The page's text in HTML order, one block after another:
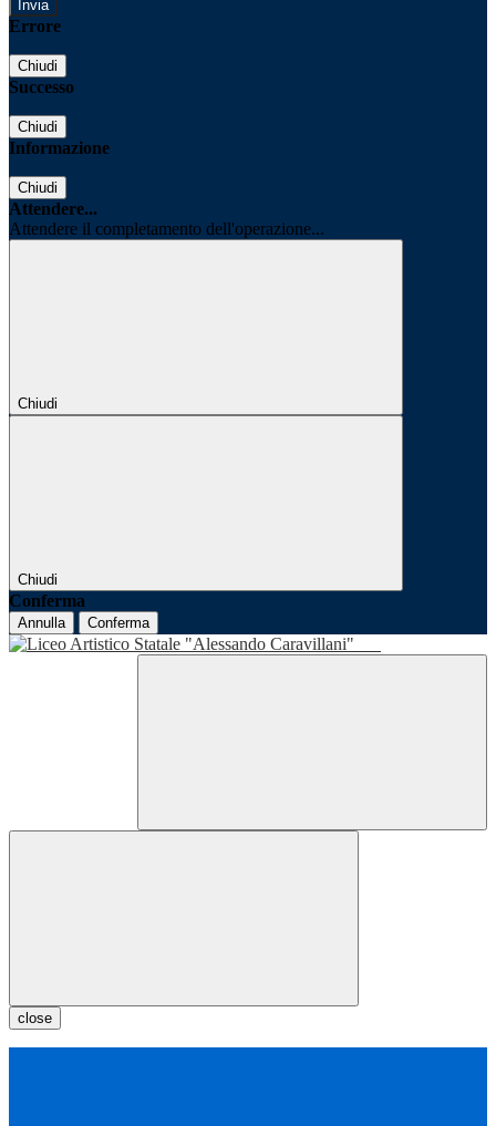
Errore
Chiudi
Successo
Chiudi
Informazione
Chiudi
Attendere...
Attendere il completamento dell'operazione...
Chiudi
Chiudi
Conferma
Annulla Conferma
close